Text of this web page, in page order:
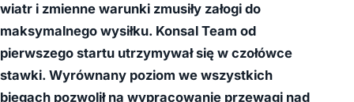
wiatr i zmienne warunki zmusiły załogi do
maksymalnego wysiłku. Konsal Team od
pierwszego startu utrzymywał się w czołówce
stawki. Wyrównany poziom we wszystkich
biegach pozwolił na wypracowanie przewagi nad